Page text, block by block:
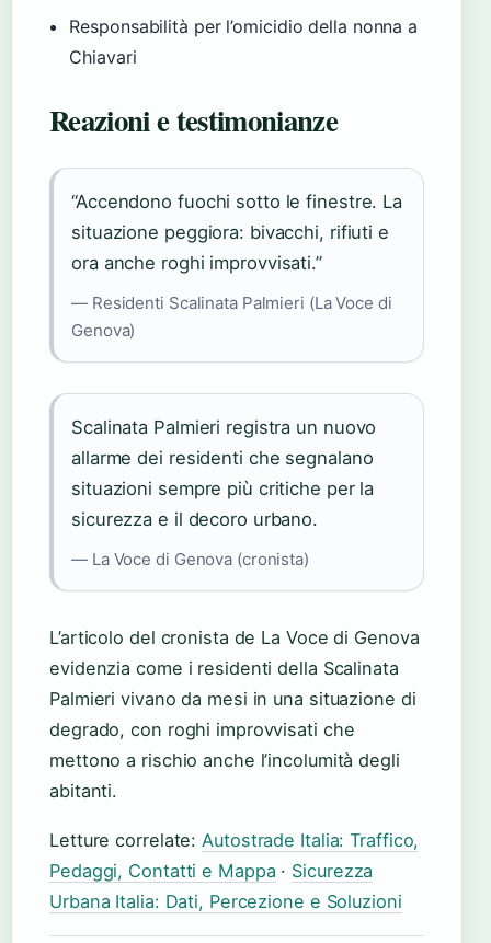
Responsabilità per l’omicidio della nonna a
Chiavari
Reazioni e testimonianze
“Accendono fuochi sotto le finestre. La
situazione peggiora: bivacchi, rifiuti e
ora anche roghi improvvisati.”
— Residenti Scalinata Palmieri (La Voce di
Genova)
Scalinata Palmieri registra un nuovo
allarme dei residenti che segnalano
situazioni sempre più critiche per la
sicurezza e il decoro urbano.
— La Voce di Genova (cronista)
L’articolo del cronista de La Voce di Genova
evidenzia come i residenti della Scalinata
Palmieri vivano da mesi in una situazione di
degrado, con roghi improvvisati che
mettono a rischio anche l’incolumità degli
abitanti.
Letture correlate: Autostrade Italia: Traffico,
Pedaggi, Contatti e Mappa · Sicurezza
Urbana Italia: Dati, Percezione e Soluzioni